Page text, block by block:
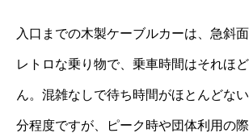
入口までの木製ケーブルカーは、急斜
レトロな乗り物で、乗車時間はそれほ
ん。混雑なしで待ち時間がほとんどな
分程度ですが、ピーク時や団体利用の